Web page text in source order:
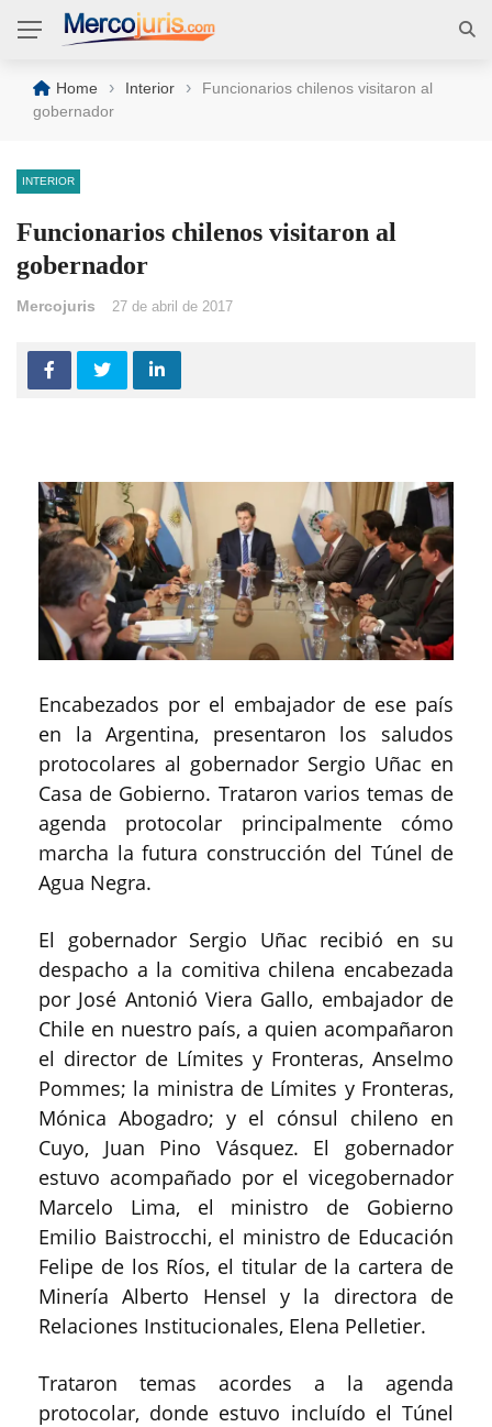
Home › Interior ›
Funcionarios chilenos visitaron al
gobernador
INTERIOR
Funcionarios chilenos visitaron al
gobernador
Mercojuris 27 de abril de 2017
Encabezados por el embajador de ese país
en la Argentina, presentaron los saludos
protocolares al gobernador Sergio Uñac en
Casa de Gobierno. Trataron varios temas de
agenda protocolar principalmente cómo
marcha la futura construcción del Túnel de
Agua Negra.
El gobernador Sergio Uñac recibió en su
despacho a la comitiva chilena encabezada
por José Antonió Viera Gallo, embajador de
Chile en nuestro país, a quien acompañaron
el director de Límites y Fronteras, Anselmo
Pommes; la ministra de Límites y Fronteras,
Mónica Abogadro; y el cónsul chileno en
Cuyo, Juan Pino Vásquez. El gobernador
estuvo acompañado por el vicegobernador
Marcelo Lima, el ministro de Gobierno
Emilio Baistrocchi, el ministro de Educación
Felipe de los Ríos, el titular de la cartera de
Minería Alberto Hensel y la directora de
Relaciones Institucionales, Elena Pelletier.
Trataron temas acordes a la agenda
protocolar, donde estuvo incluído el Túnel